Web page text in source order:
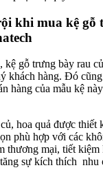
khi mua kệ gỗ
gỗ trưng bày rau
khách hàng. Đó
hàng của mẫu kệ
hoa quả được thiết
phù hợp với các
thương mại, tiết
sự kích thích nhu